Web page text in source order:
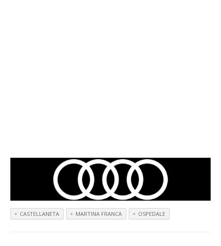
CASTELLANETA MARTINA FRANCA OSPEDALE